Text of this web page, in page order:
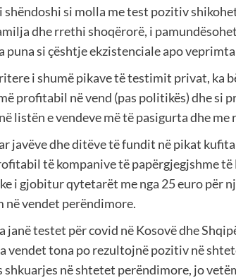
shëndoshi si molla me test pozitiv
dhe rrethi shoqërorë, i
puna si çështje ekzistenciale apo
i shumë pikave të testimit privat, ka
profitabil në vend (pas politikës) dhe si
listën e vendeve më të pasigurta dhe
javëve dhe ditëve të fundit në pikat
të kompanive të papërgjegjshme
i gjobitur qytetarët me nga 25 euro për
në vendet perëndimore.
janë testet për covid në Kosovë dhe
vendet tona po rezultojnë pozitiv në
shkuarjes në shtetet perëndimore, jo